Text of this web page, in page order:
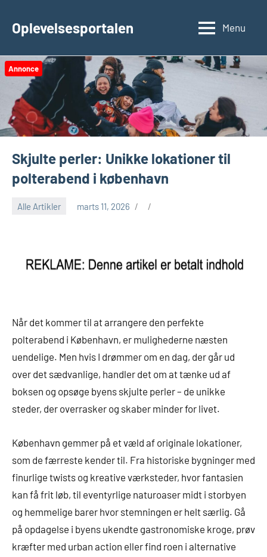
Oplevelsesportalen Menu
Annonce
Skjulte perler: Unikke lokationer til
polterabend i københavn
Alle Artikler marts 11, 2026
Når det kommer til at arrangere den perfekte
polterabend i København, er mulighederne næsten
uendelige. Men hvis I drømmer om en dag, der går ud
over det sædvanlige, handler det om at tænke ud af
boksen og opsøge byens skjulte perler – de unikke
steder, der overrasker og skaber minder for livet.
København gemmer på et væld af originale lokationer,
som de færreste kender til. Fra historiske bygninger med
finurlige twists og kreative værksteder, hvor fantasien
kan få frit løb, til eventyrlige naturoaser midt i storbyen
og hemmelige barer hvor stemningen er helt særlig. Gå
på opdagelse i byens ukendte gastronomiske kroge, prøv
kræfter med urban action eller find roen i alternative